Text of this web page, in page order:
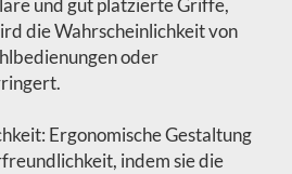
und gut platzierte Griffe,
die Wahrscheinlichkeit von
oder
Ergonomische Gestaltung
indem sie die